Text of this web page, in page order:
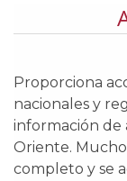
Proporciona
nacionales y
información de
Oriente.
completo y se